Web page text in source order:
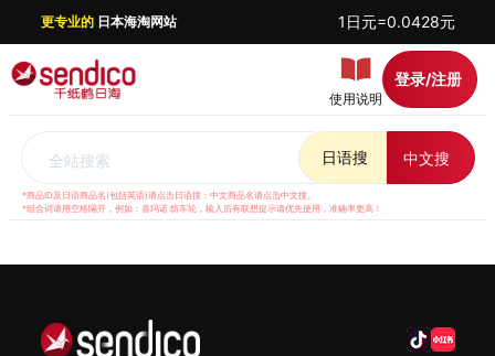
更专业的日本海淘网站 1日元=0.0428元
使用说明
登录/注册
全站搜索 日语搜 中文搜
*商品ID及日语商品名(包括英语)请点击日语搜；中文商品名请点击中文搜。
*组合词请用空格隔开，例如：喜玛诺 纺车轮，输入后有联想提示请优先使用，准确率更高！